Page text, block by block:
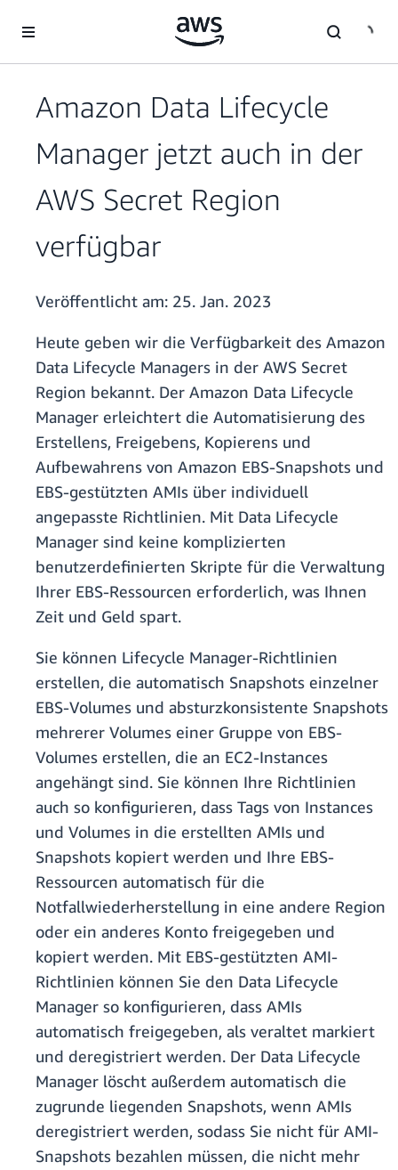
Überspringen zum Hauptinhalt
Amazon Data Lifecycle
Manager jetzt auch in der
AWS Secret Region
verfügbar
Veröffentlicht am: 25. Jan. 2023
Heute geben wir die Verfügbarkeit des Amazon
Data Lifecycle Managers in der AWS Secret
Region bekannt. Der Amazon Data Lifecycle
Manager erleichtert die Automatisierung des
Erstellens, Freigebens, Kopierens und
Aufbewahrens von Amazon EBS-Snapshots und
EBS-gestützten AMIs über individuell
angepasste Richtlinien. Mit Data Lifecycle
Manager sind keine komplizierten
benutzerdefinierten Skripte für die Verwaltung
Ihrer EBS-Ressourcen erforderlich, was Ihnen
Zeit und Geld spart.
Sie können Lifecycle Manager-Richtlinien
erstellen, die automatisch Snapshots einzelner
EBS-Volumes und absturzkonsistente Snapshots
mehrerer Volumes einer Gruppe von EBS-
Volumes erstellen, die an EC2-Instances
angehängt sind. Sie können Ihre Richtlinien
auch so konfigurieren, dass Tags von Instances
und Volumes in die erstellten AMIs und
Snapshots kopiert werden und Ihre EBS-
Ressourcen automatisch für die
Notfallwiederherstellung in eine andere Region
oder ein anderes Konto freigegeben und
kopiert werden. Mit EBS-gestützten AMI-
Richtlinien können Sie den Data Lifecycle
Manager so konfigurieren, dass AMIs
automatisch freigegeben, als veraltet markiert
und deregistriert werden. Der Data Lifecycle
Manager löscht außerdem automatisch die
zugrunde liegenden Snapshots, wenn AMIs
deregistriert werden, sodass Sie nicht für AMI-
Snapshots bezahlen müssen, die nicht mehr